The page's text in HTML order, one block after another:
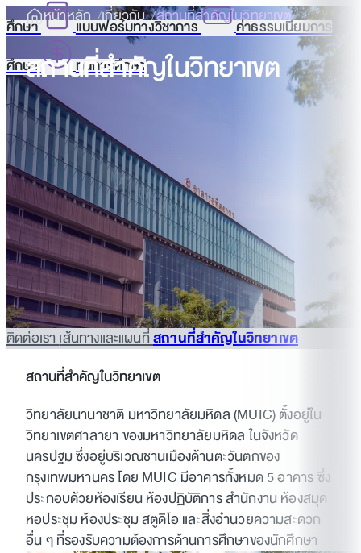
ศึกษา
แบบฟอร์มทางวิชาการ
ค่าธรรมเนียมการ
ศึกษา
ทุนการศึกษา
หน้าหลัก เกี่ยวกับ สถานที่สำคัญในวิทยาเขต
สถานที่สำคัญในวิทยาเขต
ติดต่อเราเส้นทางและแผนที่สถานที่สำคัญในวิทยาเขต
สถานที่สำคัญในวิทยาเขต
วิทยาลัยนานาชาติ มหาวิทยาลัยมหิดล (MUIC) ตั้งอยู่ใน
วิทยาเขตศาลายา ของมหาวิทยาลัยมหิดล ในจังหวัด
นครปฐม ซึ่งอยู่บริเวณชานเมืองด้านตะวันตกของ
กรุงเทพมหานคร โดย MUIC มีอาคารทั้งหมด 5 อาคาร ซึ่ง
ประกอบด้วยห้องเรียน ห้องปฏิบัติการ สำนักงาน ห้องสมุด
หอประชุม ห้องประชุม สตูดิโอ และสิ่งอำนวยความสะดวก
อื่น ๆ ที่รองรับความต้องการด้านการศึกษาของนักศึกษา